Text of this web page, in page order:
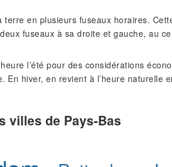
terre en plusieurs fuseaux horaires.
fuseaux à sa droite et gauche, au
l’été pour des considérations
En hiver, en revient à l’heure naturelle
villes de Pays-Bas